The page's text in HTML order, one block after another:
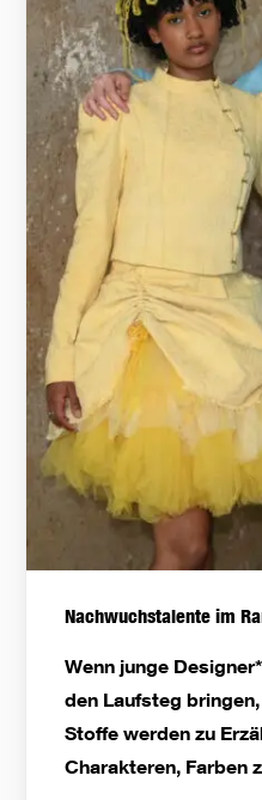
Nachwuchstalente im
Wenn junge
den Laufsteg
Stoffe werden zu
Charakteren, Farben